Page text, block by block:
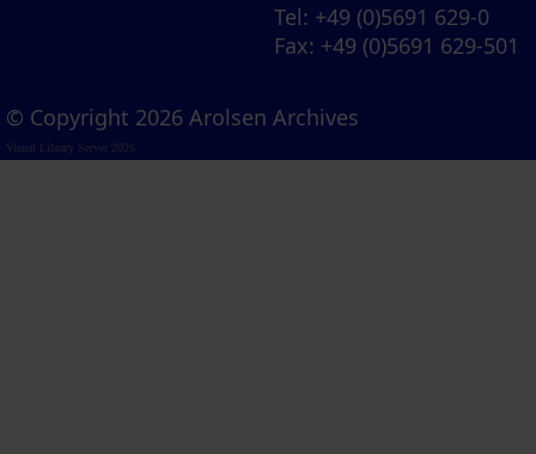
Tel: +49 (0)5691 629-0
Fax: +49 (0)5691 629-501
© Copyright 2026 Arolsen Archives
Visual Library Server 2026